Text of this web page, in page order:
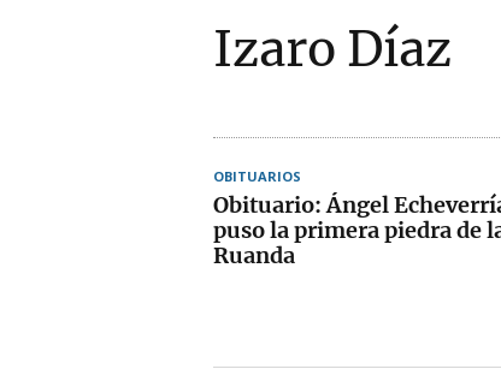
Izaro Díaz
OBITUARIOS
Obituario: Ángel
puso la primera piedra de
Ruanda